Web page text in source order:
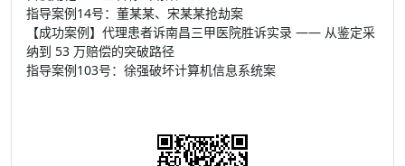
指导案例14号：董某某、宋某某抢劫案
【成功案例】代理患者诉南昌三甲医院胜诉实录 —— 从鉴定采
纳到 53 万赔偿的突破路径
指导案例103号：徐强破坏计算机信息系统案